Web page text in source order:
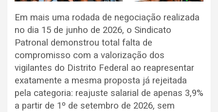
Em mais uma rodada de negociação realizada
no dia 15 de junho de 2026, o Sindicato
Patronal demonstrou total falta de
compromisso com a valorização dos
vigilantes do Distrito Federal ao reapresentar
exatamente a mesma proposta já rejeitada
pela categoria: reajuste salarial de apenas 3,9%
a partir de 1º de setembro de 2026, sem